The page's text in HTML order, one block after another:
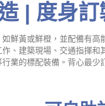
| 度身
鮮黃或鮮橙，並配備有
、建築現場、交通指揮和
業的標配裝備。背心最